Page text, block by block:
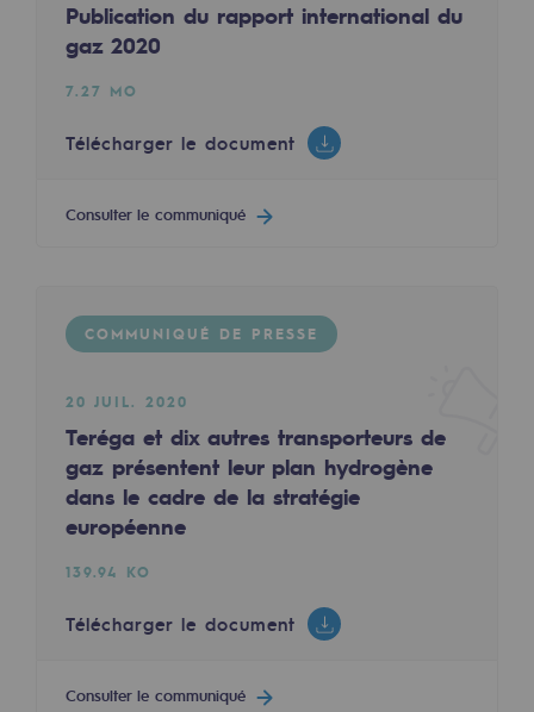
Energiz Mouv
Energiz Mouv
Territorial
Social
Social
Notre investissement dans les
Inclusion
Mixité et égalité Femme-Homme
PARI 2035, le programme de sécurité
Publication du rapport international du
gaz 2020
7.27 MO
Télécharger le document
Consulter le communiqué
COMMUNIQUÉ DE PRESSE
20 JUIL. 2020
Teréga et dix autres transporteurs de
gaz présentent leur plan hydrogène
dans le cadre de la stratégie
européenne
139.94 KO
Télécharger le document
Consulter le communiqué